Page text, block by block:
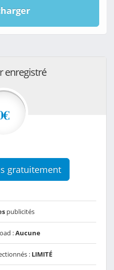
enregistré
gratuitement
publicités
:Aucune
: LIMITÉ